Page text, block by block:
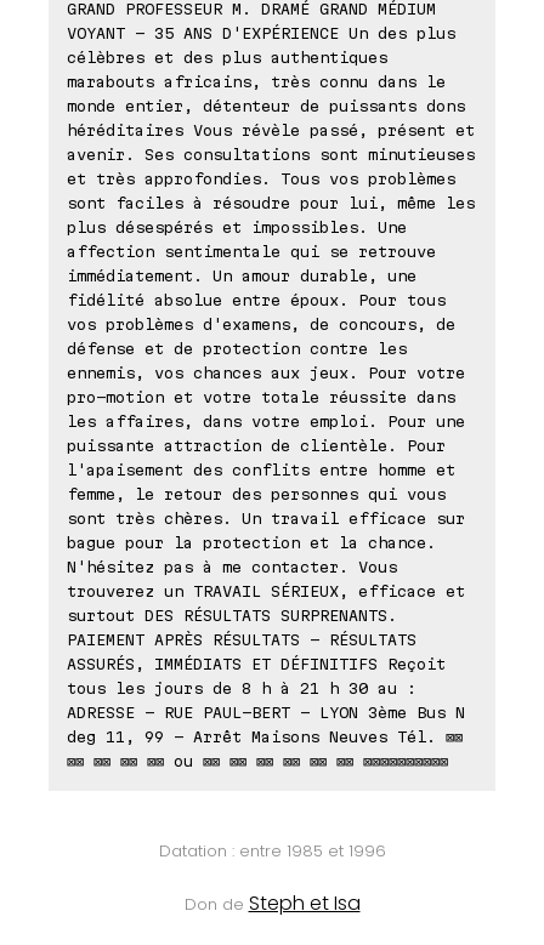
GRAND PROFESSEUR M. DRAMÉ GRAND MÉDIUM
VOYANT - 35 ANS D'EXPÉRIENCE Un des plus
célèbres et des plus authentiques
marabouts africains, très connu dans le
monde entier, détenteur de puissants dons
héréditaires Vous révèle passé, présent et
avenir. Ses consultations sont minutieuses
et très approfondies. Tous vos problèmes
sont faciles à résoudre pour lui, même les
plus désespérés et impossibles. Une
affection sentimentale qui se retrouve
immédiatement. Un amour durable, une
fidélité absolue entre époux. Pour tous
vos problèmes d'examens, de concours, de
défense et de protection contre les
ennemis, vos chances aux jeux. Pour votre
pro-motion et votre totale réussite dans
les affaires, dans votre emploi. Pour une
puissante attraction de clientèle. Pour
l'apaisement des conflits entre homme et
femme, le retour des personnes qui vous
sont très chères. Un travail efficace sur
bague pour la protection et la chance.
N'hésitez pas à me contacter. Vous
trouverez un TRAVAIL SÉRIEUX, efficace et
surtout DES RÉSULTATS SURPRENANTS.
PAIEMENT APRÈS RÉSULTATS - RÉSULTATS
ASSURÉS, IMMÉDIATS ET DÉFINITIFS Reçoit
tous les jours de 8 h à 21 h 30 au :
ADRESSE - RUE PAUL-BERT - LYON 3ème Bus N
deg 11, 99 - Arrêt Maisons Neuves Tél. ⊠⊠
⊠⊠ ⊠⊠ ⊠⊠ ⊠⊠ ou ⊠⊠ ⊠⊠ ⊠⊠ ⊠⊠ ⊠⊠ ⊠⊠ ⊠⊠⊠⊠⊠⊠⊠⊠⊠⊠
Datation : entre 1985 et 1996
Don de Steph et Isa